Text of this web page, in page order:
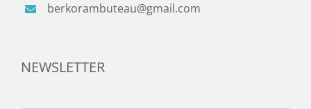
berkorambuteau@gmail.com
NEWSLETTER